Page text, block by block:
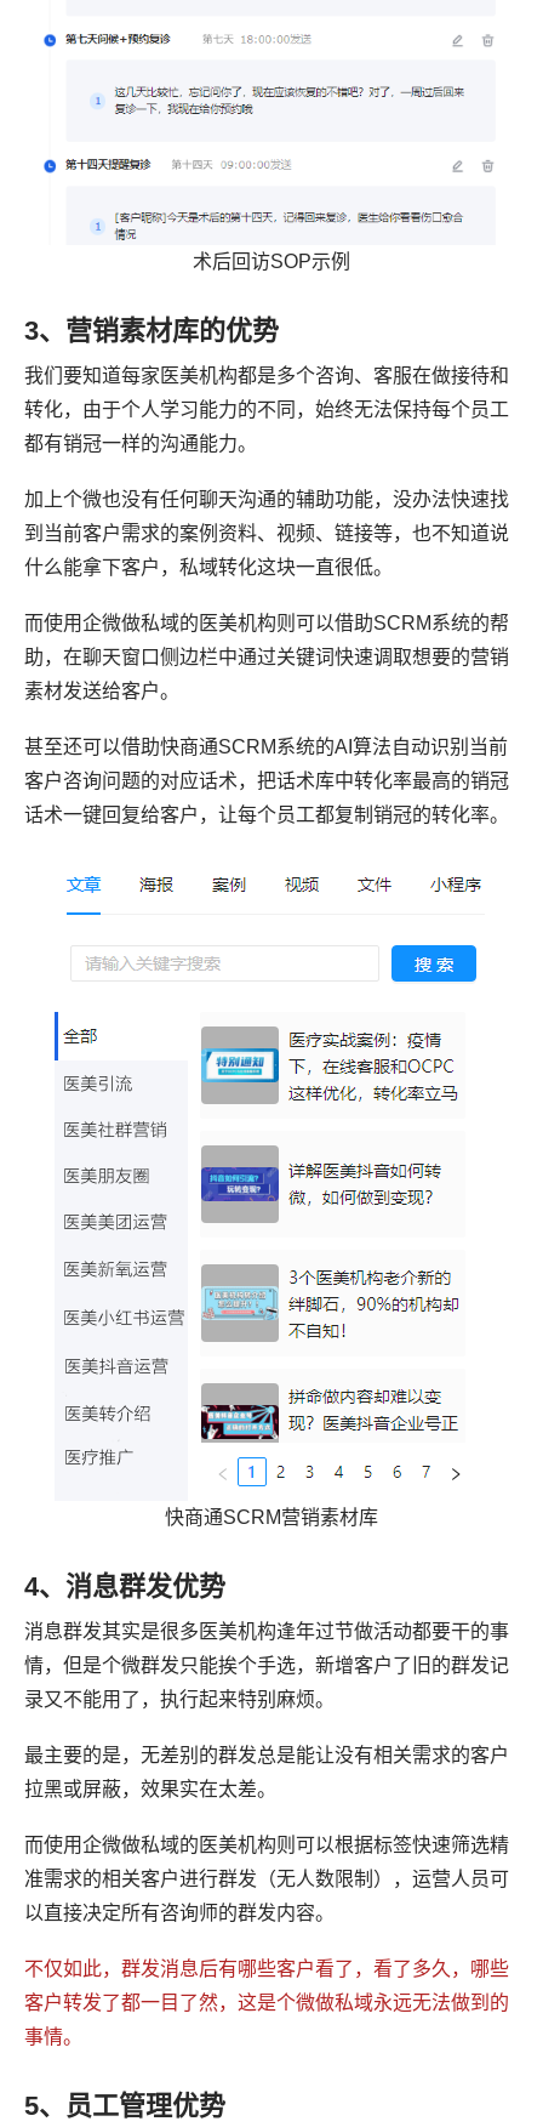
术后回访SOP示例
3、营销素材库的优势
我们要知道每家医美机构都是多个咨询、客服在做接待和
转化，由于个人学习能力的不同，始终无法保持每个员工
都有销冠一样的沟通能力。
加上个微也没有任何聊天沟通的辅助功能，没办法快速找
到当前客户需求的案例资料、视频、链接等，也不知道说
什么能拿下客户，私域转化这块一直很低。
而使用企微做私域的医美机构则可以借助SCRM系统的帮
助，在聊天窗口侧边栏中通过关键词快速调取想要的营销
素材发送给客户。
甚至还可以借助快商通SCRM系统的AI算法自动识别当前
客户咨询问题的对应话术，把话术库中转化率最高的销冠
话术一键回复给客户，让每个员工都复制销冠的转化率。
快商通SCRM营销素材库
4、消息群发优势
消息群发其实是很多医美机构逢年过节做活动都要干的事
情，但是个微群发只能挨个手选，新增客户了旧的群发记
录又不能用了，执行起来特别麻烦。
最主要的是，无差别的群发总是能让没有相关需求的客户
拉黑或屏蔽，效果实在太差。
而使用企微做私域的医美机构则可以根据标签快速筛选精
准需求的相关客户进行群发（无人数限制），运营人员可
以直接决定所有咨询师的群发内容。
不仅如此，群发消息后有哪些客户看了，看了多久，哪些
客户转发了都一目了然，这是个微做私域永远无法做到的
事情。
5、员工管理优势